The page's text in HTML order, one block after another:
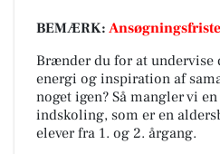
BEMÆRK:
Brænder du for at undervise
energi og inspiration af
noget igen? Så mangler vi
indskoling, som er en
elever fra 1. og 2. årgang.